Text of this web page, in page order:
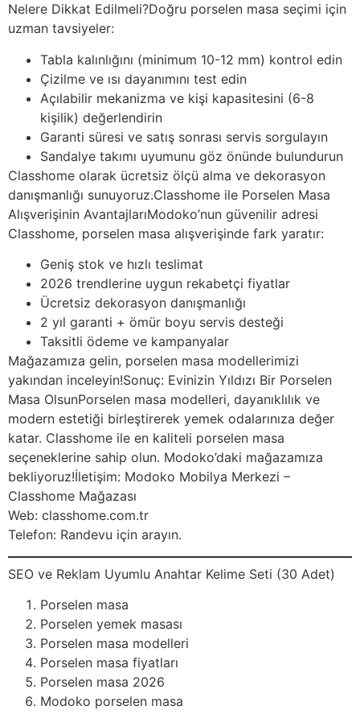
Nelere Dikkat Edilmeli?Doğru porselen masa seçimi için
uzman tavsiyeler:
Tabla kalınlığını (minimum 10-12 mm) kontrol edin
Çizilme ve ısı dayanımını test edin
Açılabilir mekanizma ve kişi kapasitesini (6-8
kişilik) değerlendirin
Garanti süresi ve satış sonrası servis sorgulayın
Sandalye takımı uyumunu göz önünde bulundurun
Classhome olarak ücretsiz ölçü alma ve dekorasyon
danışmanlığı sunuyoruz.Classhome ile Porselen Masa
Alışverişinin AvantajlarıModoko’nun güvenilir adresi
Classhome, porselen masa alışverişinde fark yaratır:
Geniş stok ve hızlı teslimat
2026 trendlerine uygun rekabetçi fiyatlar
Ücretsiz dekorasyon danışmanlığı
2 yıl garanti + ömür boyu servis desteği
Taksitli ödeme ve kampanyalar
Mağazamıza gelin, porselen masa modellerimizi
yakından inceleyin!Sonuç: Evinizin Yıldızı Bir Porselen
Masa OlsunPorselen masa modelleri, dayanıklılık ve
modern estetiği birleştirerek yemek odalarınıza değer
katar. Classhome ile en kaliteli porselen masa
seçeneklerine sahip olun. Modoko’daki mağazamıza
bekliyoruz!İletişim: Modoko Mobilya Merkezi –
Classhome Mağazası
Web: classhome.com.tr
Telefon: Randevu için arayın.
SEO ve Reklam Uyumlu Anahtar Kelime Seti (30 Adet)
Porselen masa
Porselen yemek masası
Porselen masa modelleri
Porselen masa fiyatları
Porselen masa 2026
Modoko porselen masa